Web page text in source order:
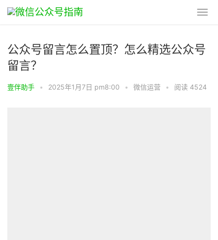
公众号留言怎么置顶？怎么精选公众号
留言？
壹伴助手 • 2025年1月7日 pm8:00 • 微信运营 • 阅读 4524